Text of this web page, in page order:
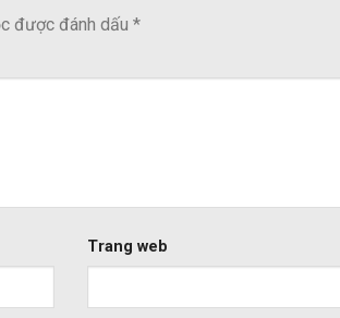
được đánh dấu *
Trang web